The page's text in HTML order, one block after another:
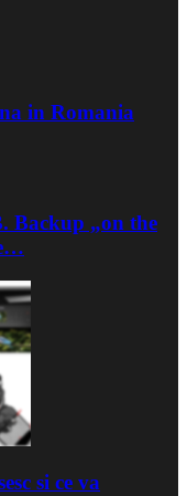
in Romania
Backup „on the
si ce va